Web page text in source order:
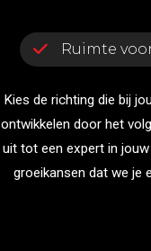
Ruimte
Kies de richting die bij
ontwikkelen door het
uit tot een expert in jouw
groeikansen dat we je